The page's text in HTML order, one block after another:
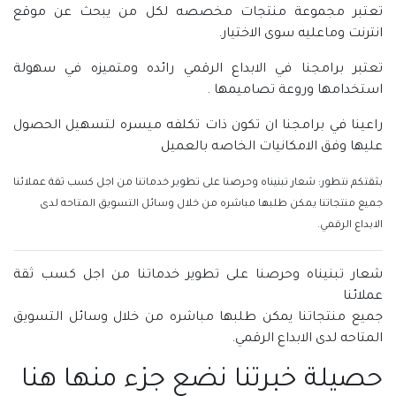
تعتبر مجموعة منتجات مخصصه لكل من يبحث عن موقع
انترنت وماعليه سوى الاختيار.
تعتبر برامجنا في الابداع الرقمي رائده ومتميزه في سهولة
استخدامها وروعة تصاميمها .
راعينا في برامجنا ان تكون ذات تكلفه ميسره لتسهيل الحصول
عليها وفق الامكانيات الخاصه بالعميل
بثقتكم نتطور: شعار تبنيناه وحرصنا على تطوير خدماتنا من اجل كسب ثقة عملائنا
جميع منتجاتنا يمكن طلبها مباشره من خلال وسائل التسويق المتاحه لدى
الابداع الرقمي.
شعار تبنيناه وحرصنا على تطوير خدماتنا من اجل كسب ثقة
عملائنا
جميع منتجاتنا يمكن طلبها مباشره من خلال وسائل التسويق
المتاحه لدى الابداع الرقمي.
حصيلة خبرتنا نضع جزء منها هنا